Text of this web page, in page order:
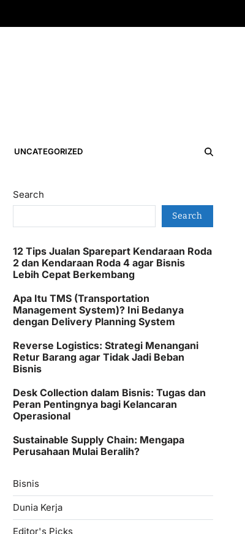
UNCATEGORIZED
Search
Search
12 Tips Jualan Sparepart Kendaraan Roda
2 dan Kendaraan Roda 4 agar Bisnis
Lebih Cepat Berkembang
Apa Itu TMS (Transportation
Management System)? Ini Bedanya
dengan Delivery Planning System
Reverse Logistics: Strategi Menangani
Retur Barang agar Tidak Jadi Beban
Bisnis
Desk Collection dalam Bisnis: Tugas dan
Peran Pentingnya bagi Kelancaran
Operasional
Sustainable Supply Chain: Mengapa
Perusahaan Mulai Beralih?
Bisnis
Dunia Kerja
Editor's Picks